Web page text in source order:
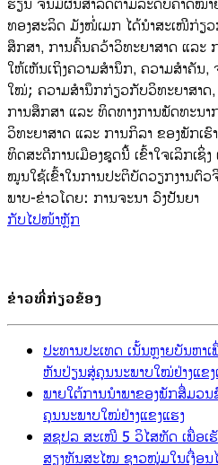
ຮຽນ ຈົນມີຜົນສຳລັດຕາມລະດັບຄາດໝ
ທອງສະລິດ ມັງໜໍ່ເມກ ໄດ້ນໍາສະເໜີກ່ຽ
ສຶກສາ, ການຄົ້ນຄວ້າວິທະຍາສາດ ແລະ
ໃຫ້ເຫັນເຖິງຄວາມສໍານຶກ, ຄວາມສໍາຄັນ
ໃໝ່; ຄວາມສໍານຶກກ່ຽວກັບວິທະຍາສາດ
ການສຶກສາ ແລະ ທິດທາງການພັດທະນາ
ວິທະຍາສາດ ແລະ ການກິລາ ຂອງພັກເ
ທິດສະດີການເມືອງຊຸດນີ້ ເຂົ້າໃຈເລິກເຊິ່
ໝູນໃຊ້ເຂົ້າໃນການປະຕິບັດວຽກງານຕົ
ພາບ-ຂ່າວໂດຍ: ການຈະນາ ວົງປັນຍາ
ກັບໄປໜ້າຫຼັກ
ຂ່າວທີ່ກ່ຽວຂ້ອງ
ປະທານປະເທດ ເນັ້ນຫຼາຍບັນຫ
ຫັນປ່ຽນສູ່ຄຸນນະພາບໃໝ່ຢ່າງແຂງ
ພາຍໃຕ້ການນໍາພາຂອງພັກສື່ມວ
ຄຸນນະພາບໃໝ່ຢ່າງແຂງແຮງ
ສຊປລ ສະເໜີ 5 ວິໄສທັດ ເພື່ອ
ສຽງທັນສະໄໝ ຊາວໜຸ່ມໃນເງື່ອ